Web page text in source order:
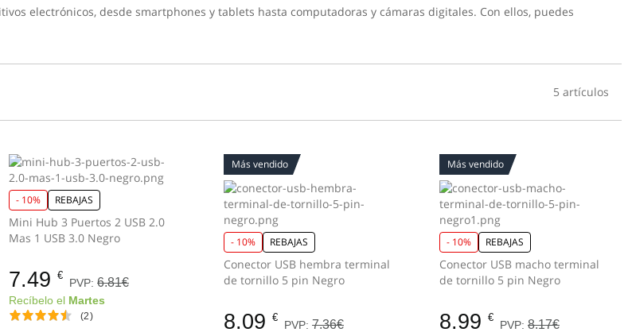
electrónicos, desde smartphones y tablets hasta computadoras y cámaras digitales. Con ellos, puedes
5 artículos
- 10% REBAJAS
Mini Hub 3 Puertos 2 USB 2.0
Mas 1 USB 3.0 Negro
7.49 €
PVP: 6.81€
Recíbelo el Martes
(2)
Más vendido
- 10% REBAJAS
Conector USB hembra terminal
de tornillo 5 pin Negro
8.09 €
PVP:7.36€
Más vendido
- 10% REBAJAS
Conector USB macho terminal
de tornillo 5 pin Negro
8.99 €
PVP: 8.17€